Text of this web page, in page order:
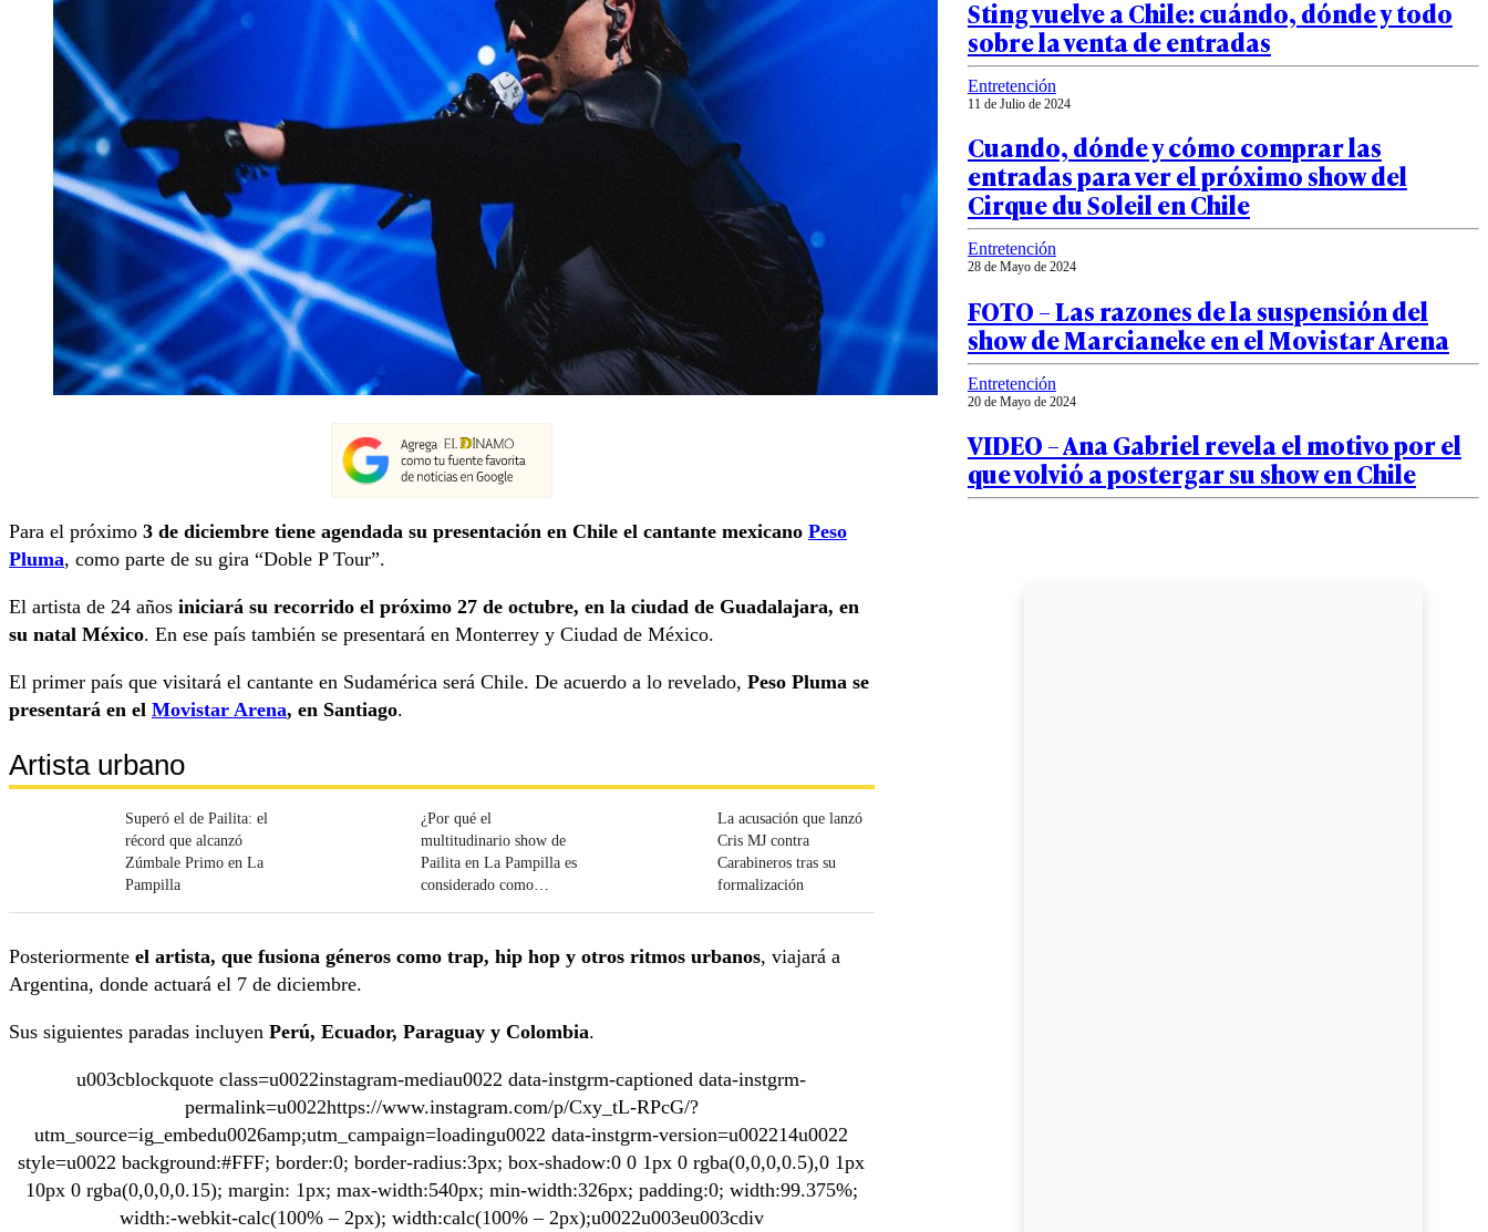
Para el próximo 3 de diciembre tiene agendada su presentación en Chile el cantante mexicano Peso
Pluma, como parte de su gira “Doble P Tour”.
El artista de 24 años iniciará su recorrido el próximo 27 de octubre, en la ciudad de Guadalajara, en
su natal México. En ese país también se presentará en Monterrey y Ciudad de México.
El primer país que visitará el cantante en Sudamérica será Chile. De acuerdo a lo revelado, Peso Pluma se
presentará en el Movistar Arena, en Santiago.
Artista urbano
Superó el de Pailita: el
récord que alcanzó
Zúmbale Primo en La
Pampilla
¿Por qué el
multitudinario show de
Pailita en La Pampilla es
considerado como
La acusación que lanzó
Cris MJ contra
Carabineros tras su
formalización
Posteriormente el artista, que fusiona géneros como trap, hip hop y otros ritmos urbanos, viajará a
Argentina, donde actuará el 7 de diciembre.
Sus siguientes paradas incluyen Perú, Ecuador, Paraguay y Colombia.
u003cblockquote class=u0022instagram-mediau0022 data-instgrm-captioned data-instgrm-
permalink=u0022https://www.instagram.com/p/Cxy_tL-RPcG/?
utm_source=ig_embedu0026amp;utm_campaign=loadingu0022 data-instgrm-version=u002214u0022
style=u0022 background:#FFF; border:0; border-radius:3px; box-shadow:0 0 1px 0 rgba(0,0,0,0.5),0 1px
10px 0 rgba(0,0,0,0.15); margin: 1px; max-width:540px; min-width:326px; padding:0; width:99.375%;
width:-webkit-calc(100% – 2px); width:calc(100% – 2px);u0022u003eu003cdiv
Sting vuelve a Chile: cuándo, dónde y todo
sobre la venta de entradas
Entretención
11 de Julio de 2024
Cuando, dónde y cómo comprar las
entradas para ver el próximo show del
Cirque du Soleil en Chile
Entretención
28 de Mayo de 2024
FOTO – Las razones de la suspensión del
show de Marcianeke en el Movistar Arena
Entretención
20 de Mayo de 2024
VIDEO – Ana Gabriel revela el motivo por el
que volvió a postergar su show en Chile